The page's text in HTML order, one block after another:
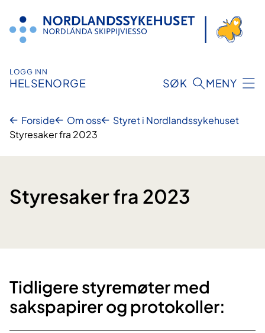
innhold
LOGG INN
HELSENORGE SØK MENY
Forside Om oss
Styret i Nordlandssykehuset
Styresaker fra 2023
Styresaker fra 2023
Tidligere styremøter med
sakspapirer og protokoller: